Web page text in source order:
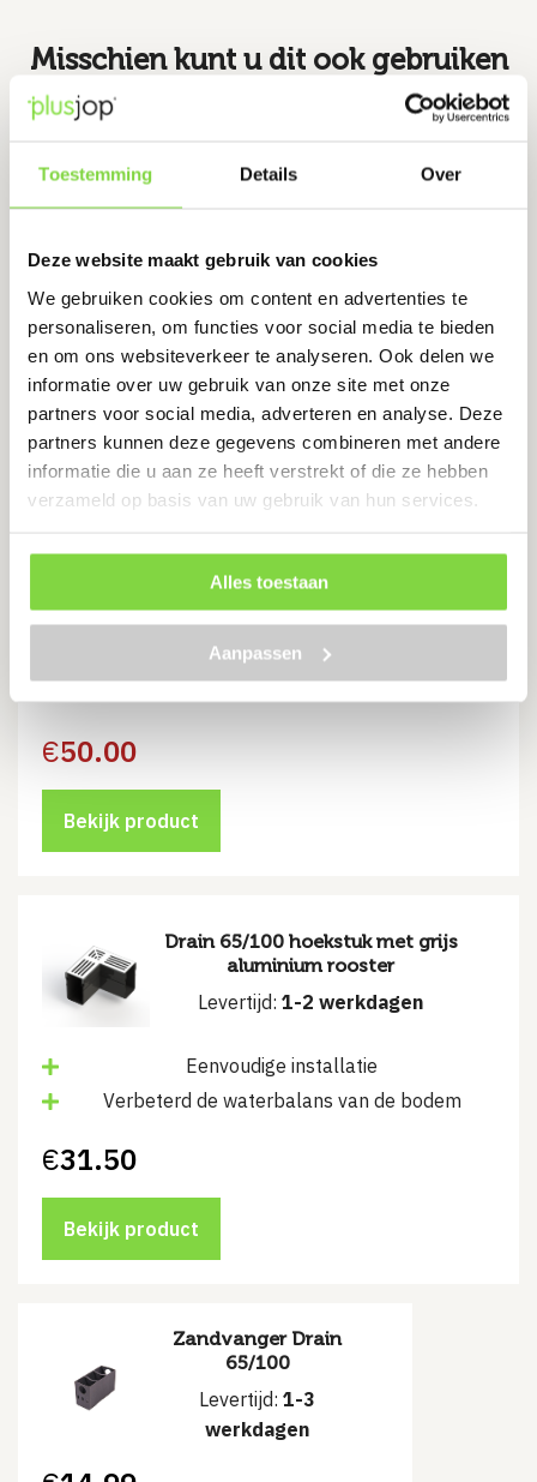
Toestemming Details Over
Deze website maakt gebruik van cookies
We gebruiken cookies om content en advertenties te
personaliseren, om functies voor social media te bieden
en om ons websiteverkeer te analyseren. Ook delen we
informatie over uw gebruik van onze site met onze
partners voor social media, adverteren en analyse. Deze
partners kunnen deze gegevens combineren met andere
informatie die u aan ze heeft verstrekt of die ze hebben
verzameld op basis van uw gebruik van hun services.
Alles toestaan
Aanpassen
Misschien kunt u dit ook gebruiken
met verticale uitloop 75mm
Verbeterd de waterbalans van de bodem
€9.80
Bekijk product
+Garden® Aqua Drain 100/50 T-
stuk met zwart aluminium rooster
€50.00
Bekijk product
Drain 65/100 hoekstuk met grijs
aluminium rooster
Levertijd: 1-2 werkdagen
Eenvoudige installatie
Verbeterd de waterbalans van de bodem
€31.50
Bekijk product
Zandvanger Drain
65/100
Levertijd: 1-3
werkdagen